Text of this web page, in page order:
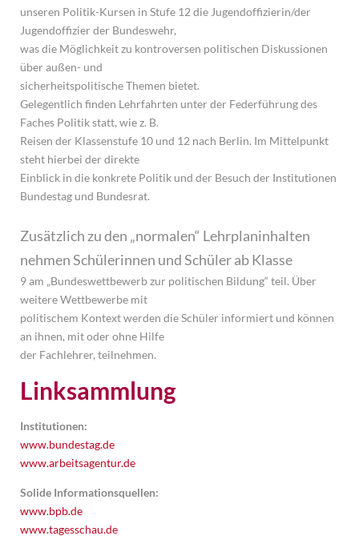
unseren Politik-Kursen in Stufe 12 die Jugendoffizierin/der
Jugendoffizier der Bundeswehr,
was die Möglichkeit zu kontroversen politischen Diskussionen
über außen- und
sicherheitspolitische Themen bietet.
Gelegentlich finden Lehrfahrten unter der Federführung des
Faches Politik statt, wie z. B.
Reisen der Klassenstufe 10 und 12 nach Berlin. Im Mittelpunkt
steht hierbei der direkte
Einblick in die konkrete Politik und der Besuch der Institutionen
Bundestag und Bundesrat.
Zusätzlich zu den „normalen“ Lehrplaninhalten
nehmen Schülerinnen und Schüler ab Klasse
9 am „Bundeswettbewerb zur politischen Bildung“ teil. Über
weitere Wettbewerbe mit
politischem Kontext werden die Schüler informiert und können
an ihnen, mit oder ohne Hilfe
der Fachlehrer, teilnehmen.
Linksammlung
Institutionen:
www.bundestag.de
www.arbeitsagentur.de
Solide Informationsquellen:
www.bpb.de
www.tagesschau.de